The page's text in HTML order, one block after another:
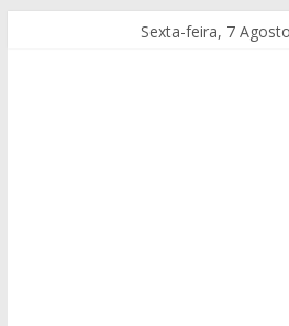
Sexta-feira, 7